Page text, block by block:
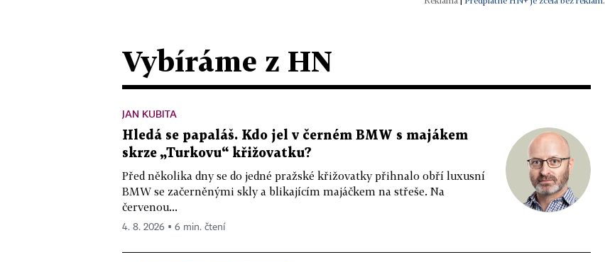
Vybíráme z HN
JAN KUBITA
Hledá se papaláš. Kdo jel v černém BMW s majákem
skrze „Turkovu“ křižovatku?
Před několika dny se do jedné pražské křižovatky přihnalo obří luxusní
BMW se začerněnými skly a blikajícím majáčkem na střeše. Na
červenou...
4. 8. 2026 ▪ 6 min. čtení